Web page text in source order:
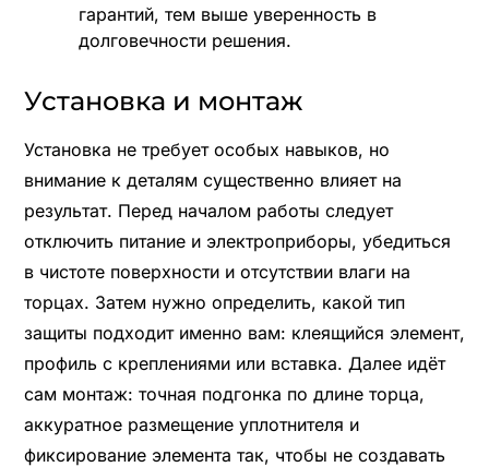
гарантий, тем выше уверенность в
долговечности решения.
Установка и монтаж
Установка не требует особых навыков, но
внимание к деталям существенно влияет на
результат. Перед началом работы следует
отключить питание и электроприборы, убедиться
в чистоте поверхности и отсутствии влаги на
торцах. Затем нужно определить, какой тип
защиты подходит именно вам: клеящийся элемент,
профиль с креплениями или вставка. Далее идёт
сам монтаж: точная подгонка по длине торца,
аккуратное размещение уплотнителя и
фиксирование элемента так, чтобы не создавать